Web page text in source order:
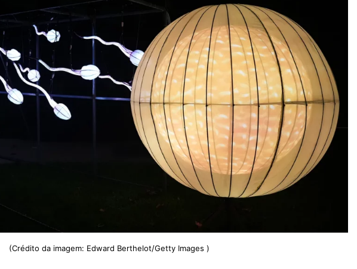
(Crédito da imagem: Edward Berthelot/Getty Images )